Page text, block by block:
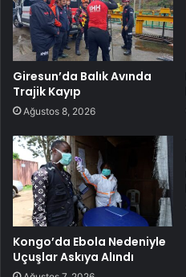
Giresun’da Balık Avında
Trajik Kayıp
Ağustos 8, 2026
Kongo’da Ebola Nedeniyle
Uçuşlar Askıya Alındı